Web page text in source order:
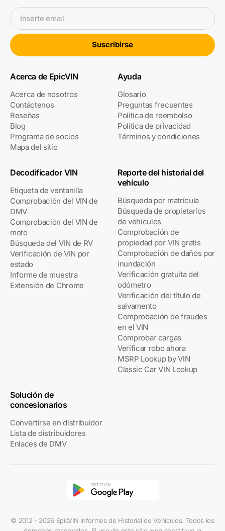
Inserte email
Suscribirse
Acerca de EpicVIN
Acerca de nosotros
Contáctenos
Reseñas
Blog
Programa de socios
Mapa del sitio
Ayuda
Glosario
Preguntas frecuentes
Política de reembolso
Política de privacidad
Términos y condiciones
Decodificador VIN
Etiqueta de ventanilla
Comprobación del VIN de
DMV
Comprobación del VIN de
moto
Búsqueda del VIN de RV
Verificación de VIN por
estado
Informe de muestra
Extensión de Chrome
Reporte del historial del
vehículo
Búsqueda por matrícula
Búsqueda de propietarios
de vehículos
Comprobación de
propiedad por VIN gratis
Comprobación de daños por
inundación
Verificación gratuita del
odómetro
Verificación del título de
salvamento
Comprobación de fraudes
en el VIN
Comprobar cargas
Verificar robo ahora
MSRP Lookup by VIN
Classic Car VIN Lookup
Solución de
concesionarios
Convertirse en distribuidor
Lista de distribuidores
Enlaces de DMV
© 2012 - 2026 EpicVIN Informes de Historial de Vehículos. Todos los